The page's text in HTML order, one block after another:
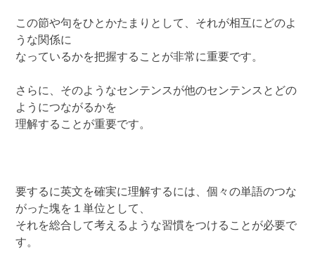
この節や句をひとかたまりとして、それが相互にどのよ
うな関係に
なっているかを把握することが非常に重要です。
さらに、そのようなセンテンスが他のセンテンスとどの
ようにつながるかを
理解することが重要です。
要するに英文を確実に理解するには、個々の単語のつな
がった塊を１単位として、
それを総合して考えるような習慣をつけることが必要で
す。